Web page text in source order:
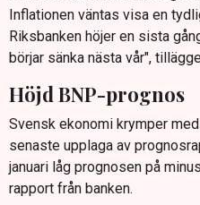
Inflationen väntas visa en
Riksbanken höjer en sista
börjar sänka nästa vår",
Höjd BNP-prognos
Svensk ekonomi krymper
senaste upplaga av
januari låg prognosen på
rapport från banken.